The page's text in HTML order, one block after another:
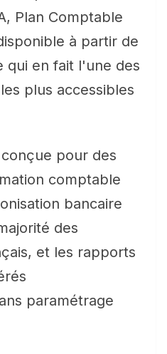
Plan Comptable
à partir de
qui en fait l'une des
plus accessibles
pour des
comptable
bancaire
des
et les rapports
paramétrage